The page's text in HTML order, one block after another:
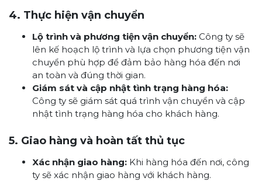
4. Thực hiện vận chuyển
Lộ trình và phương tiện vận chuyển: Công ty sẽ
lên kế hoạch lộ trình và lựa chọn phương tiện vận
chuyển phù hợp để đảm bảo hàng hóa đến nơi
an toàn và đúng thời gian.
Giám sát và cập nhật tình trạng hàng hóa:
Công ty sẽ giám sát quá trình vận chuyển và cập
nhật tình trạng hàng hóa cho khách hàng.
5. Giao hàng và hoàn tất thủ tục
Xác nhận giao hàng: Khi hàng hóa đến nơi, công
ty sẽ xác nhận giao hàng với khách hàng.